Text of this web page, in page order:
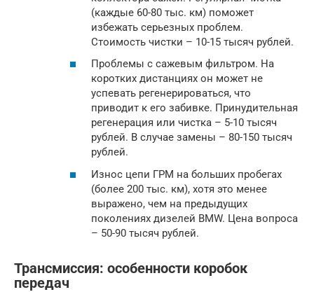
(каждые 60-80 тыс. км) поможет
избежать серьезных проблем.
Стоимость чистки – 10-15 тысяч рублей.
Проблемы с сажевым фильтром. На
коротких дистанциях он может не
успевать регенерироваться, что
приводит к его забивке. Принудительная
регенерация или чистка – 5-10 тысяч
рублей. В случае замены – 80-150 тысяч
рублей.
Износ цепи ГРМ на больших пробегах
(более 200 тыс. км), хотя это менее
выражено, чем на предыдущих
поколениях дизелей BMW. Цена вопроса
– 50-90 тысяч рублей.
Трансмиссия: особенности коробок
передач